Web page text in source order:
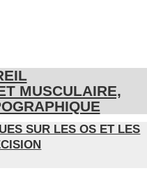
MUSCULAIRE,
SUR LES OS ET LES